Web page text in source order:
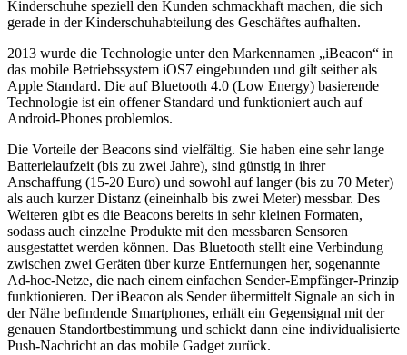
Kinderschuhe speziell den Kunden schmackhaft machen, die sich
gerade in der Kinderschuhabteilung des Geschäftes aufhalten.
2013 wurde die Technologie unter den Markennamen „iBeacon“ in
das mobile Betriebssystem iOS7 eingebunden und gilt seither als
Apple Standard. Die auf Bluetooth 4.0 (Low Energy) basierende
Technologie ist ein offener Standard und funktioniert auch auf
Android-Phones problemlos.
Die Vorteile der Beacons sind vielfältig. Sie haben eine sehr lange
Batterielaufzeit (bis zu zwei Jahre), sind günstig in ihrer
Anschaffung (15-20 Euro) und sowohl auf langer (bis zu 70 Meter)
als auch kurzer Distanz (eineinhalb bis zwei Meter) messbar. Des
Weiteren gibt es die Beacons bereits in sehr kleinen Formaten,
sodass auch einzelne Produkte mit den messbaren Sensoren
ausgestattet werden können. Das Bluetooth stellt eine Verbindung
zwischen zwei Geräten über kurze Entfernungen her, sogenannte
Ad-hoc-Netze, die nach einem einfachen Sender-Empfänger-Prinzip
funktionieren. Der iBeacon als Sender übermittelt Signale an sich in
der Nähe befindende Smartphones, erhält ein Gegensignal mit der
genauen Standortbestimmung und schickt dann eine individualisierte
Push-Nachricht an das mobile Gadget zurück.